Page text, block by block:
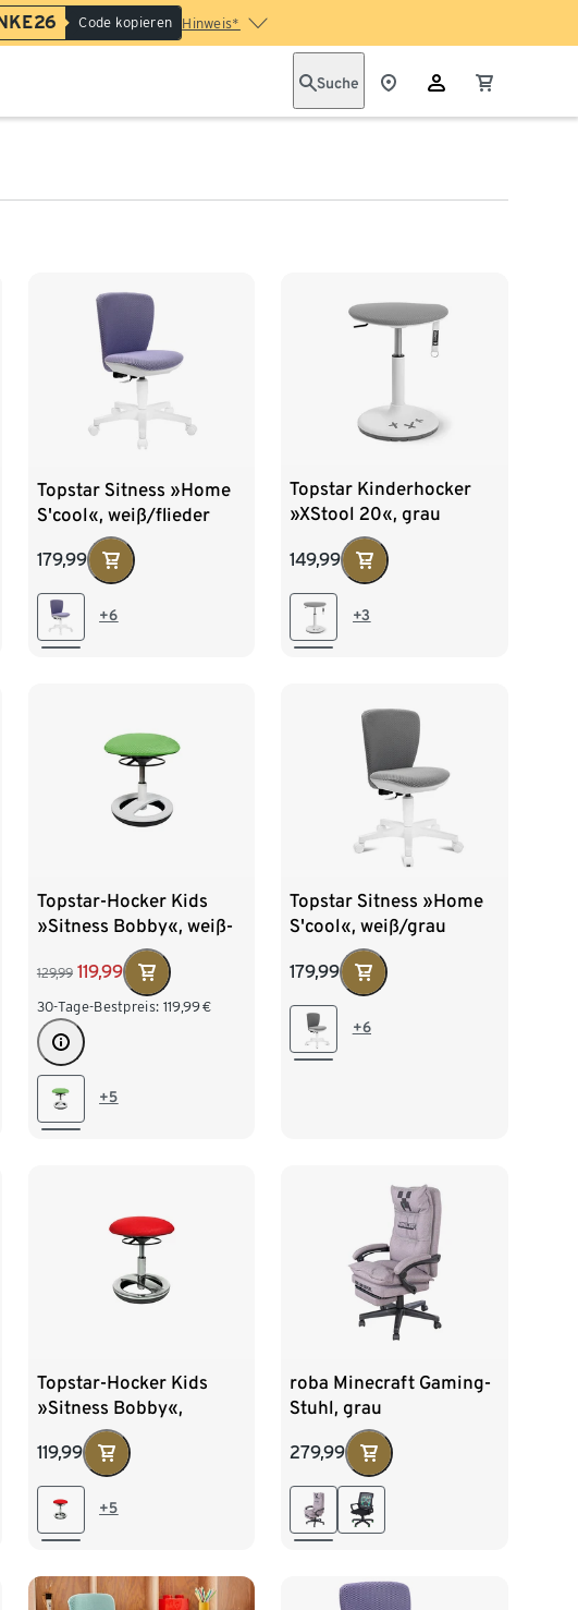
Code kopieren Hinweis*
Suche
Topstar Sitness »Home
S'cool«, weiß/flieder
179,99
+6
Topstar Kinderhocker
»XStool 20«, grau
149,99
+3
Topstar-Hocker Kids
»Sitness Bobby«, weiß-
129,99 119,99
30-Tage-Bestpreis: 119,99€
+5
Topstar Sitness »Home
S'cool«, weiß/grau
179,99
+6
Topstar-Hocker Kids
»Sitness Bobby«,
chromfarben-rot
119,99
+5
roba Minecraft Gaming-
Stuhl, grau
279,99